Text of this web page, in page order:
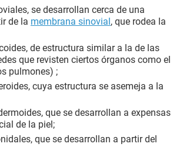
se desarrollan cerca de una
de la membrana sinovial, que rodea la
de estructura similar a la de las
que revisten ciertos órganos como el
pulmones) ;
cuya estructura se asemeja a la
que se desarrollan a expensas
de la piel;
que se desarrollan a partir del